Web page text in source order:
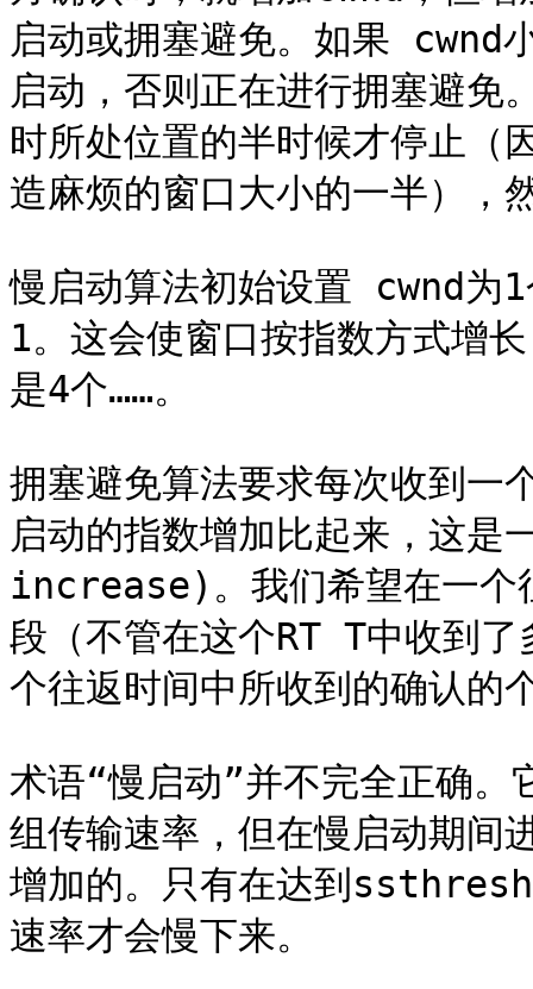
启动或拥塞避免。如果
启动，否则正在进行拥塞避免
时所处位置的半时候才停止（
造麻烦的窗口大小的一半），
慢启动算法初始设置 cwnd为
1。这会使窗口按指数方式增
是4个……。
拥塞避免算法要求每次收到
启动的指数增加比起来，这
increase)。我们希望在一个
段（不管在这个RT T中收到了
个往返时间中所收到的确认的
术语“慢启动”并不完全正确。
组传输速率，但在慢启动期间
增加的。只有在达到ssthresh
速率才会慢下来。